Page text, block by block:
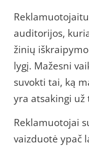
auditorijos,
žinių
lygį. Mažesni
suvokti tai, ką
yra atsakingi už
Reklamuotojai
vaizduotė ypač